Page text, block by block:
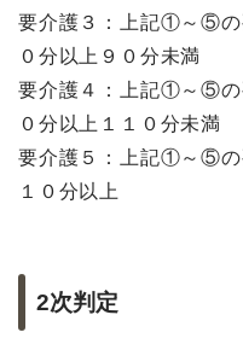
要介護３：上記①～⑤の
０分以上９０分未満
要介護４：上記①～⑤の
０分以上１１０分未満
要介護５：上記①～⑤の
１０分以上
2次判定